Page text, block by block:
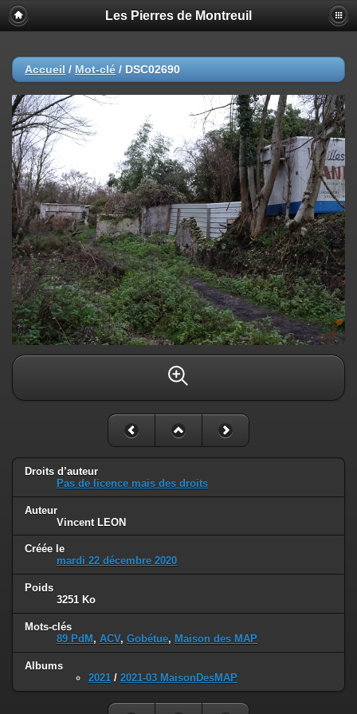
Les Pierres de Montreuil
Accueil / Mot-clé / DSC02690
Droits d’auteur
Pas de licence mais des droits
Auteur
Vincent LEON
Créée le
mardi 22 décembre 2020
Poids
3251 Ko
Mots-clés
89 PdM , ACV, Gobétue, Maison des MAP
Albums
2021 / 2021-03 MaisonDesMAP